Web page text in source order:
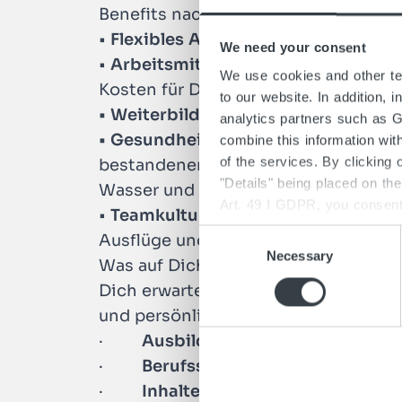
We need your consent
We use cookies and other
to our website. In addition,
analytics partners such as
combine this information
of the services. By clicking
"Details" being placed on
Art. 49 I GDPR, you
is possible that authorities
processing in accordance
C
o
s
e
n
t
S
Necessary
Benefits nach erfolgreichem
• Flexibles Arbeiten:
• Arbeitsmittel:
Modernstes
Kosten für Deine Schulbücher
• Weiterbildungsmöglichkeiten:Es
• Gesundheit
und Wohlbefinden:
bestandener Probezeit profitierst
Wasser und Kaffee gehen bei uns
• Teamkultur und Gemeinschaft:
Ausflüge und Feiern stärken den
Was auf Dich zukommt
Dich erwartet ein wertschätzendes
und persönliche Entwicklung.
·Ausbildungsdauer:
· Berufsschule:
Göppingen o.
· Inhalte:
Du lernst alle